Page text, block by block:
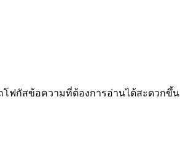
โฟกัสข้อความที่ต้องการอ่านได้สะดวกขึ้น